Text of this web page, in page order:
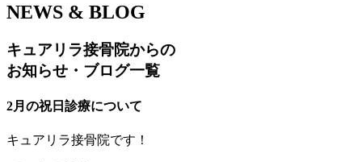
NEWS & BLOG
キュアリラ接骨院からの
お知らせ・ブログ一覧
2月の祝日診療について
キュアリラ接骨院です！